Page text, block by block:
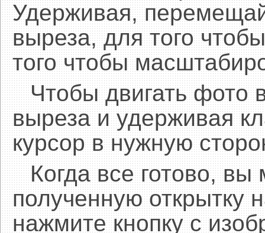
Удерживая,
выреза, для того
того чтобы
Чтобы двигать фото
выреза и удерживая
курсор в нужную
Когда все готово,
полученную открытку
нажмите кнопку с